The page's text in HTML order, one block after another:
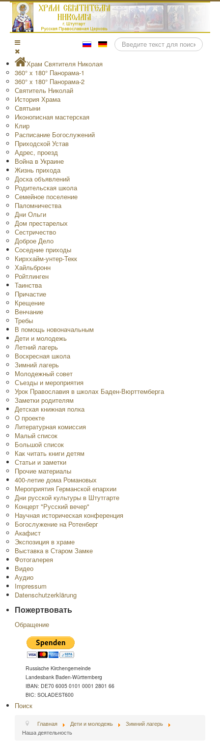
Поиск
Храм Святителя Николая
360° x 180° Панорама-1
360° x 180° Панорама-2
Святитель Николай
История Храма
Святыни
Иконописная мастерская
Клир
Расписание Богослужений
Приходской Устав
Адрес, проезд
Война в Украине
Жизнь прихода
Доска объявлений
Родительская школа
Семейное поселение
Паломничества
Дни Ольги
Дом престарелых
Сестричество
Доброе Дело
Соседние приходы
Кирххайм-унтер-Текк
Хайльбронн
Ройтлинген
Таинства
Причастие
Крещение
Венчание
Требы
В помощь новоначальным
Дети и молодежь
Летний лагерь
Воскресная школа
Зимний лагерь
Молодежный совет
Съезды и мероприятия
Урок Православия в школах Баден-Вюрттемберга
Заметки родителям
Детская книжная полка
O проекте
Литературная комиссия
Малый список
Большой список
Как читать книги детям
Статьи и заметки
Прочие материалы
400-летие дома Романовых
Мероприятия Германской епархии
Дни русской культуры в Штутгарте
Концерт "Русский вечер"
Научная историческая конференция
Богослужение на Ротенберг
Акафист
Экспозиция в храме
Выставка в Старом Замке
Фотогалерея
Видео
Аудио
Impressum
Datenschutzerklärung
Пожертвовать
Обращение
Russische Kirchengemeinde
Landesbank Baden-Württemberg
IBAN: DE70 6005 0101 0001 2801 66
BIC: SOLADEST600
Поиск
Главная Дети и молодежь
Зимний лагерь
Наша деятельность